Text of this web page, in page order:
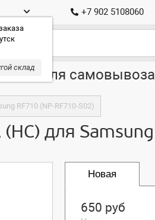
склад
+7 902 5108060
для
RF710 (NP-RF710-S02)
для
Новая
650 руб